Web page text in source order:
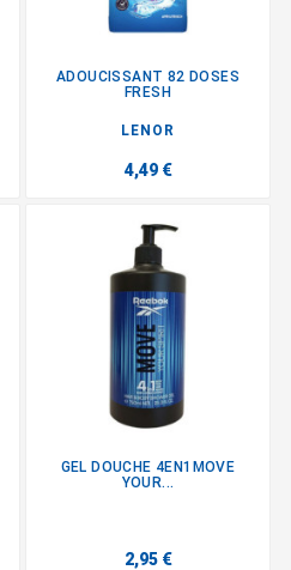
ADOUCISSANT 82 DOSES
FRESH
LENOR
4,49 €
GEL DOUCHE 4EN1MOVE
YOUR...
2,95 €